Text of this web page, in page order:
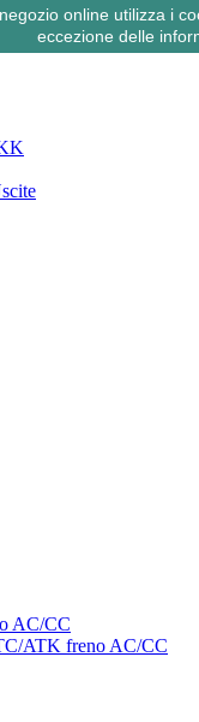
AC/CC
ATK freno AC/CC
online utilizza i
eccezione delle